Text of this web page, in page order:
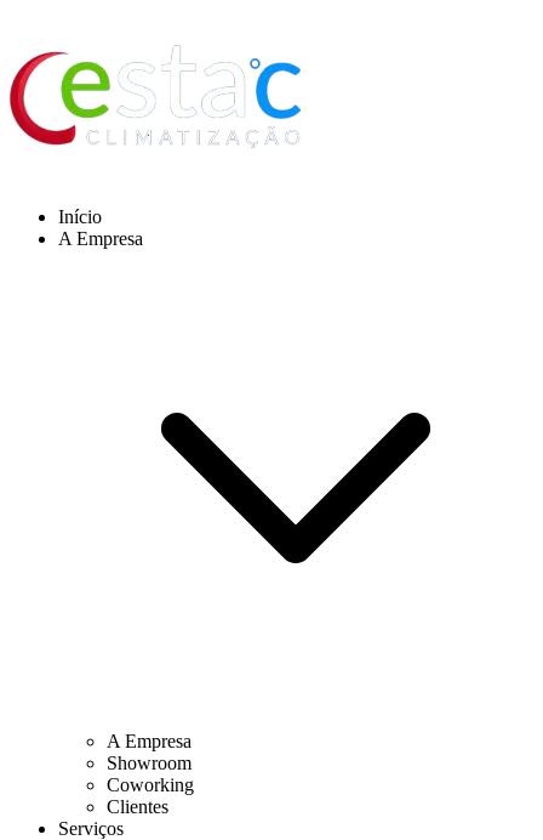
Início
A Empresa
A Empresa
Showroom
Coworking
Clientes
Serviços